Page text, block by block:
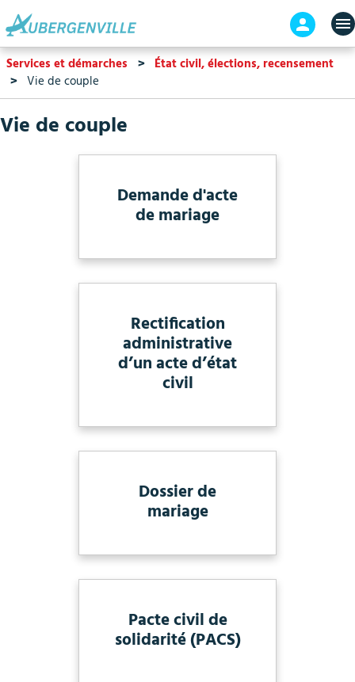
contenu
principal
En-
tête
-
Services et démarches
État civil, élections, recensement
Vie de couple
Vie de couple
Demande d'acte
de mariage
Rectification
administrative
d’un acte d’état
civil
Dossier de
mariage
Pacte civil de
solidarité (PACS)